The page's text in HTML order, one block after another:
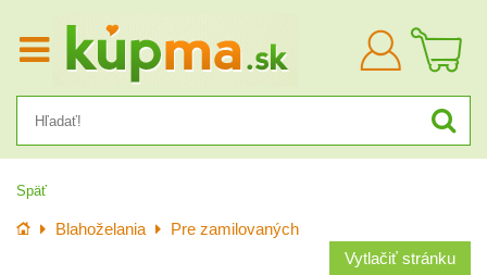
Prihlásiť
sa
Späť
Úvod Blahoželania
Pre zamilovaných
Vytlačiť stránku